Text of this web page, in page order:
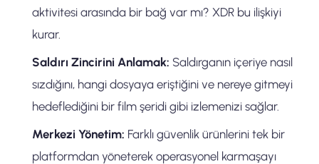
aktivitesi arasında bir bağ var mı? XDR bu ilişkiyi
kurar.
Saldırı Zincirini Anlamak: Saldırganın içeriye nasıl
sızdığını, hangi dosyaya eriştiğini ve nereye gitmeyi
hedeflediğini bir film şeridi gibi izlemenizi sağlar.
Merkezi Yönetim: Farklı güvenlik ürünlerini tek bir
platformdan yöneterek operasyonel karmaşayı